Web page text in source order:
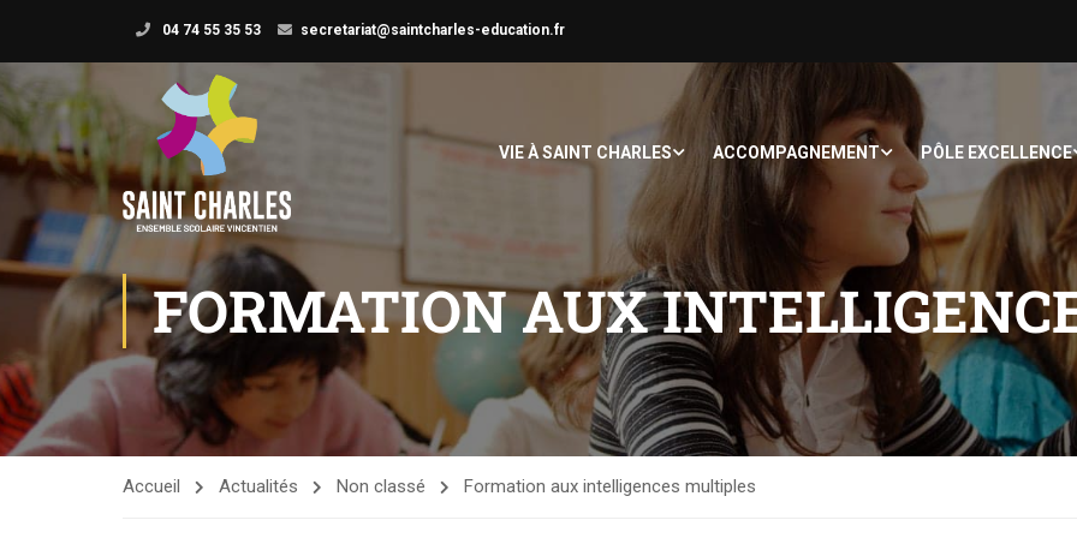
04 74 55 35 53 secretariat@saintcharles-education.fr
VIE À SAINT CHARLES ACCOMPAGNEMENT PÔLE EXCELLENCE
FORMATION AUX
Accueil Actualités Non classé Formation aux intelligences multiples